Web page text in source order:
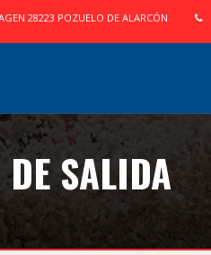
28223 POZUELO DE ALARCÓN
SALIDA